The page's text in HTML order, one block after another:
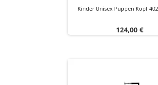
Kinder Unisex Puppen Kopf
Preis
124,00 €